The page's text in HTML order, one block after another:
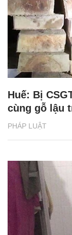
PHÁP LUẬT
Huế: Bị
cùng gỗ lậu